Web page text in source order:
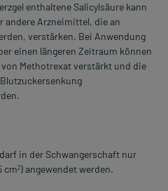
enthaltene Salicylsäure kann
andere Arzneimittel, die an
verstärken. Bei Anwendung
einen längeren Zeitraum können
Methotrexat verstärkt und die
in der Schwangerschaft nur
cm2) angewendet werden.